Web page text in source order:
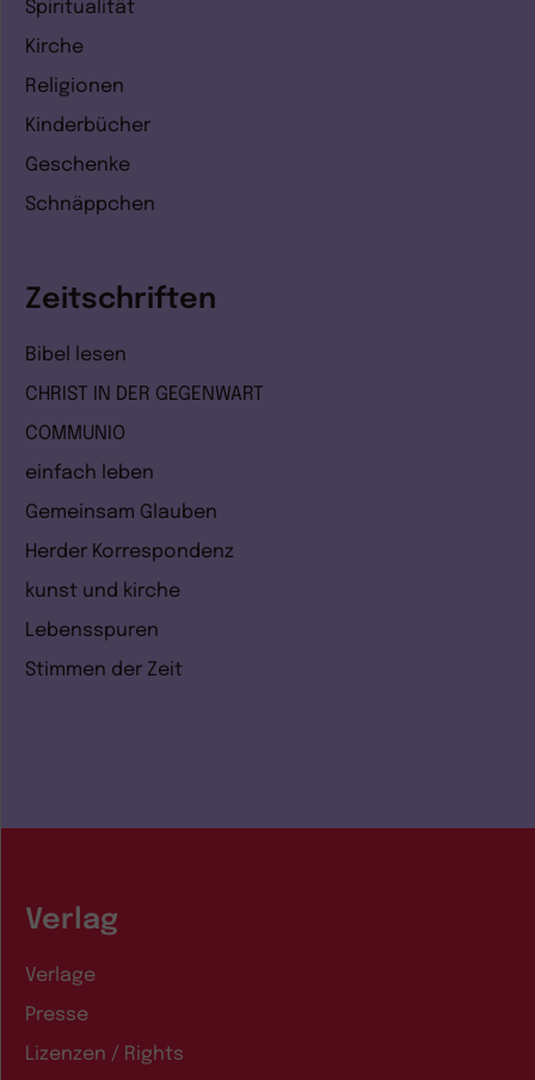
Spiritualität
Kirche
Religionen
Kinderbücher
Geschenke
Schnäppchen
Zeitschriften
Bibel lesen
CHRIST IN DER GEGENWART
COMMUNIO
einfach leben
Gemeinsam Glauben
Herder Korrespondenz
kunst und kirche
Lebensspuren
Stimmen der Zeit
Verlag
Verlage
Presse
Lizenzen / Rights